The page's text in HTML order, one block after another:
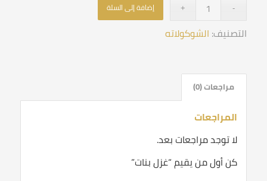
إضافة إلى السلة
التصنيف: الشوكولاته
مراجعات (0)
المراجعات
لا توجد مراجعات بعد.
كن أول من يقيم “غزل بنات”